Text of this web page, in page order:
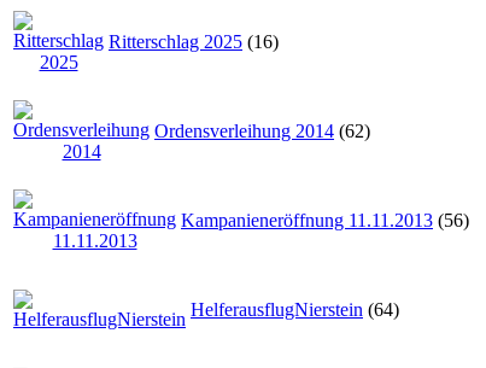
Ritterschlag 2025 (16)
Ordensverleihung 2014 (62)
Kampanieneröffnung 11.11.2013 (56)
HelferausflugNierstein (64)